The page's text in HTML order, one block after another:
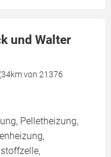
und Walter
von 21376
Pelletheizung,